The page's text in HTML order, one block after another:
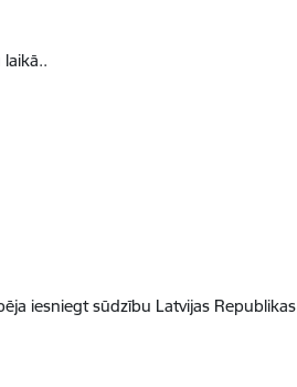
iesniegt sūdzību Latvijas Republikas